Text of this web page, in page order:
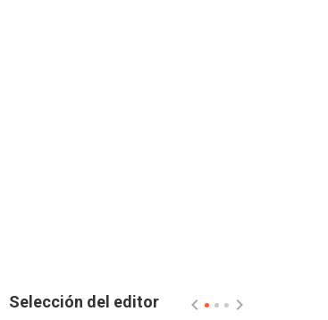
Selección del editor